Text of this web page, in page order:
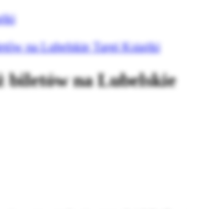
na Lubelskie Targi Książki
biletów na Lubelskie